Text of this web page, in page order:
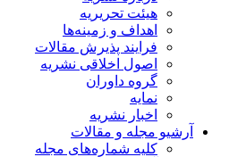
هیئت تحریریه
اهداف و زمینه‌ها
فرایند پذیرش مقالات
اصول اخلاقی نشریه
گروه داوران
نمایه
اخبار نشریه
آرشیو مجله و مقالات
کلیه شماره‌های مجله